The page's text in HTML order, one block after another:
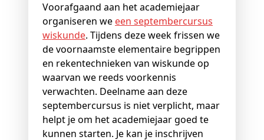
Voorafgaand aan het academiejaar
organiseren we een septembercursus
wiskunde. Tijdens deze week frissen we
de voornaamste elementaire begrippen
en rekentechnieken van wiskunde op
waarvan we reeds voorkennis
verwachten. Deelname aan deze
septembercursus is niet verplicht, maar
helpt je om het academiejaar goed te
kunnen starten. Je kan je inschrijven